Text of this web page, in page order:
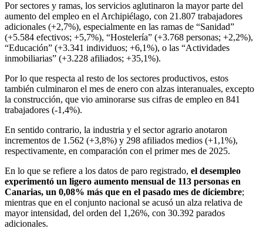
Por sectores y ramas, los servicios aglutinaron la mayor parte del
aumento del empleo en el Archipiélago, con 21.807 trabajadores
adicionales (+2,7%), especialmente en las ramas de “Sanidad”
(+5.584 efectivos; +5,7%), “Hostelería” (+3.768 personas; +2,2%),
“Educación” (+3.341 individuos; +6,1%), o las “Actividades
inmobiliarias” (+3.228 afiliados; +35,1%).
Por lo que respecta al resto de los sectores productivos, estos
también culminaron el mes de enero con alzas interanuales, excepto
la construcción, que vio aminorarse sus cifras de empleo en 841
trabajadores (-1,4%).
En sentido contrario, la industria y el sector agrario anotaron
incrementos de 1.562 (+3,8%) y 298 afiliados medios (+1,1%),
respectivamente, en comparación con el primer mes de 2025.
En lo que se refiere a los datos de paro registrado, el desempleo
experimentó un ligero aumento mensual de 113 personas en
Canarias, un 0,08% más que en el pasado mes de diciembre;
mientras que en el conjunto nacional se acusó un alza relativa de
mayor intensidad, del orden del 1,26%, con 30.392 parados
adicionales.